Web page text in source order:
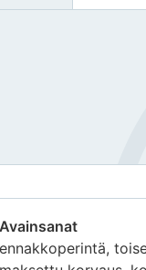
Avainsanat
ennakkoperintä,